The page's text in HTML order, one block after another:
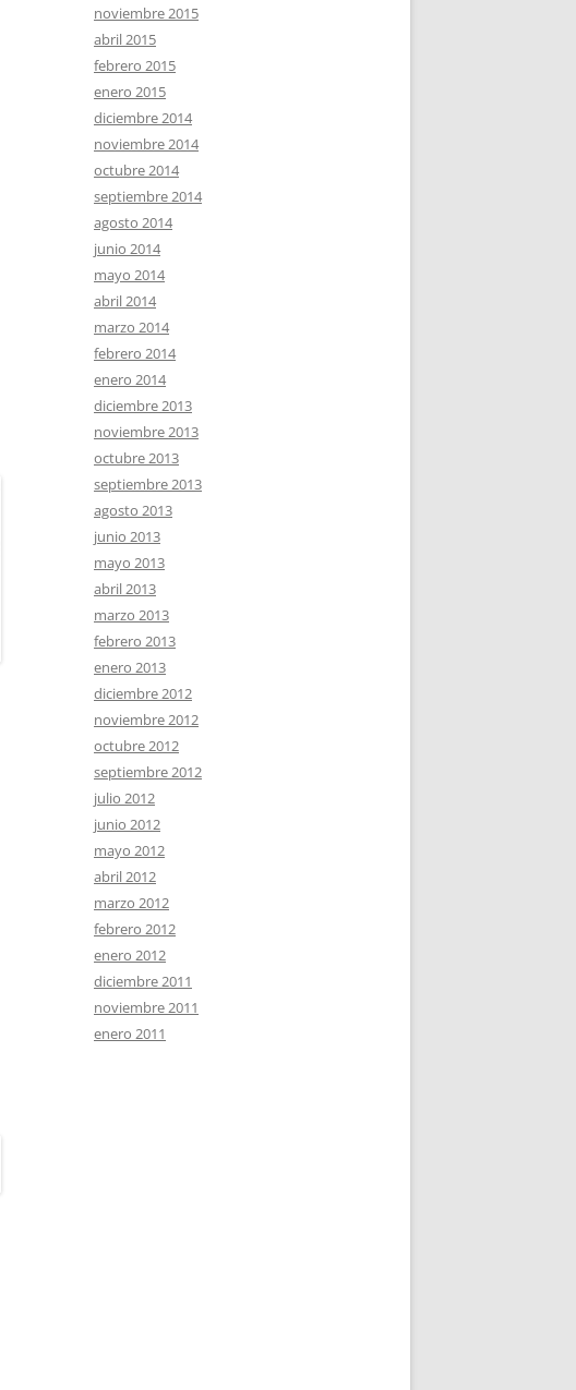
noviembre 2015
abril 2015
febrero 2015
enero 2015
diciembre 2014
noviembre 2014
octubre 2014
septiembre 2014
agosto 2014
junio 2014
mayo 2014
abril 2014
marzo 2014
febrero 2014
enero 2014
diciembre 2013
noviembre 2013
octubre 2013
septiembre 2013
agosto 2013
junio 2013
mayo 2013
abril 2013
marzo 2013
febrero 2013
enero 2013
diciembre 2012
noviembre 2012
octubre 2012
septiembre 2012
julio 2012
junio 2012
mayo 2012
abril 2012
marzo 2012
febrero 2012
enero 2012
diciembre 2011
noviembre 2011
enero 2011